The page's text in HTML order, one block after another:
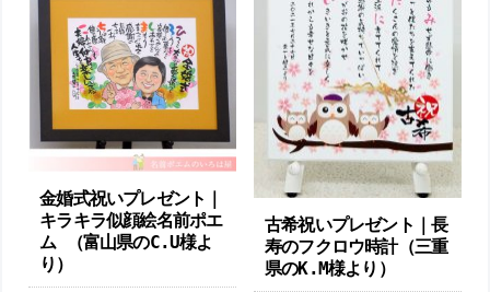
金婚式祝いプレゼント｜
キラキラ似顔絵名前ポエ
ム （富山県のC.U様よ
り ）
古希祝いプレゼント｜長
寿のフクロウ時計（三重
県のK.M様より）